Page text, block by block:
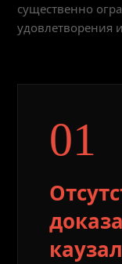
существенно
удовлетворения
01